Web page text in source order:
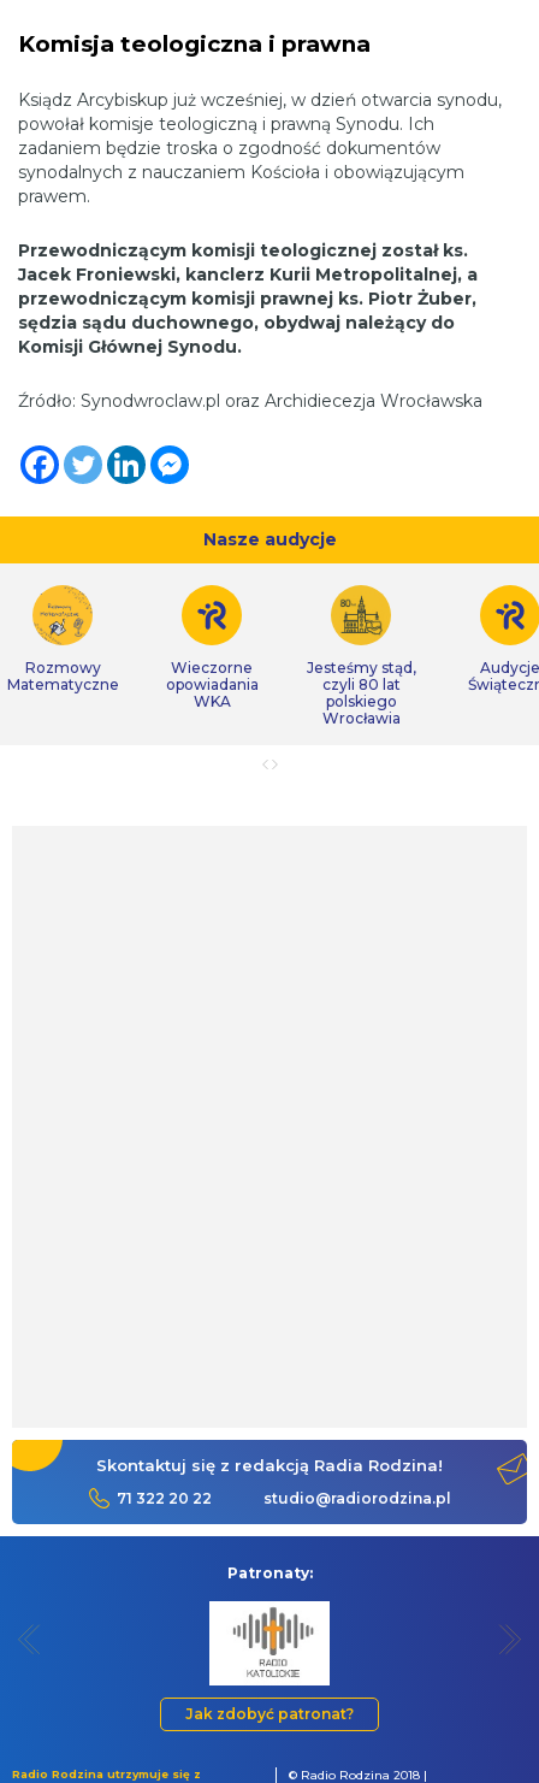
Komisja teologiczna i prawna
Ksiądz Arcybiskup już wcześniej, w dzień otwarcia synodu,
powołał komisje teologiczną i prawną Synodu. Ich
zadaniem będzie troska o zgodność dokumentów
synodalnych z nauczaniem Kościoła i obowiązującym
prawem.
Przewodniczącym komisji teologicznej został ks.
Jacek Froniewski, kanclerz Kurii Metropolitalnej, a
przewodniczącym komisji prawnej ks. Piotr Żuber,
sędzia sądu duchownego, obydwaj należący do
Komisji Głównej Synodu.
Źródło: Synodwroclaw.pl oraz Archidiecezja Wrocławska
Nasze audycje
Rozmowy
Matematyczne
Wieczorne
opowiadania
WKA
Jesteśmy stąd,
czyli 80 lat
polskiego
Wrocławia
Audycje
Skontaktuj się z redakcją Radia Rodzina!
71 322 20 22 studio@radiorodzina.pl
Patronaty:
Jak zdobyć patronat?
Radio Rodzina utrzymuje się z
© Radio Rodzina 2018 |